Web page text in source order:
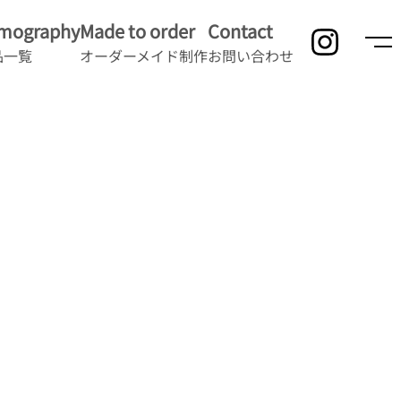
覧
Made to order
オーダーメイド制作
Contact
お問い合わせ